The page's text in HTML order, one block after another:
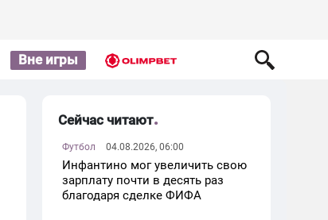
Вне игры
Сейчас читают
Футбол 04.08.2026, 06:00
Инфантино мог увеличить свою
зарплату почти в десять раз
благодаря сделке ФИФА